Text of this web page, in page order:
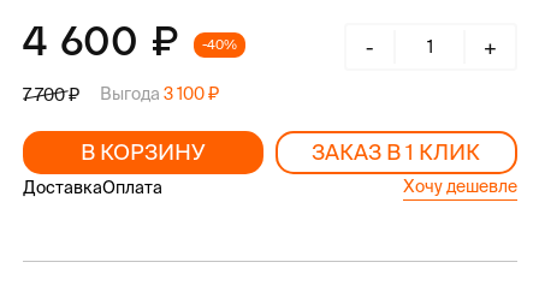
4 600 -40%
7 700 Выгода 3 100
- +
В КОРЗИНУ ЗАКАЗ В 1 КЛИК
ДоставкаОплата Хочу дешевле